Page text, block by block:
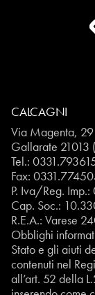
CALCAGNI
Via Magenta, 29
Gallarate 21013
Tel.:
Fax:
P. Iva/Reg. Imp.:
Cap. Soc.:
R.E.A.: Varese
Obblighi
Stato e gli aiuti
contenuti nel
all’art. 52 della